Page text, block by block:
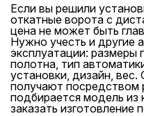
Если вы решили
откатные ворота с
цена не может быть
Нужно учесть и другие
эксплуатации: размеры
полотна, тип
установки, дизайн,
получают посредством
подбирается модель из
заказать изготовление